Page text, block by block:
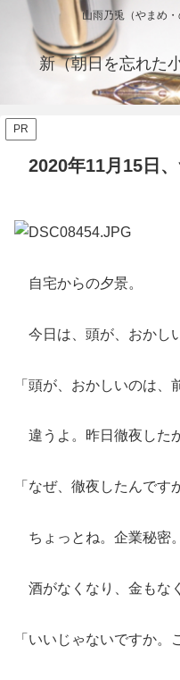
山雨乃兎（やまめ
新（朝日を忘れた
PR
2020年11月15日、
自宅からの夕景。
今日は、頭が、おかし
「頭が、おかしいのは、
違うよ。昨日徹夜した
「なぜ、徹夜したんです
ちょっとね。企業秘密。
酒がなくなり、金もな
「いいじゃないですか。